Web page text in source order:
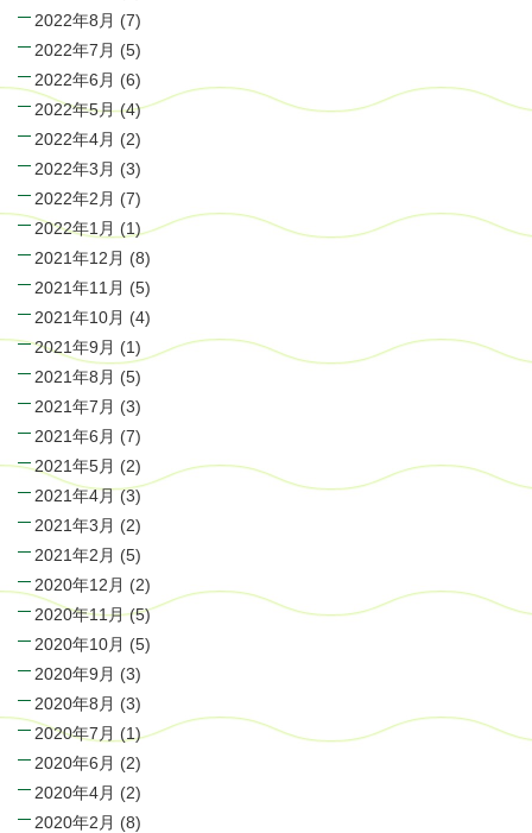
2022年8月 (7)
2022年7月 (5)
2022年6月 (6)
2022年5月(4)
2022年4月 (2)
2022年3月 (3)
2022年2月 (7)
2022年1月 (1)
2021年12月 (8)
2021年11月 (5)
2021年10月 (4)
2021年9月 (1)
2021年8月 (5)
2021年7月 (3)
2021年6月 (7)
2021年5月 (2)
2021年4月(3)
2021年3月 (2)
2021年2月 (5)
2020年12月 (2)
2020年11月(5)
2020年10月 (5)
2020年9月 (3)
2020年8月 (3)
2020年7月 (1)
2020年6月 (2)
2020年4月 (2)
2020年2月 (8)